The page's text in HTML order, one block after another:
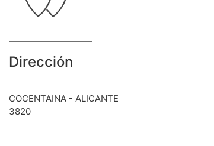
Dirección
COCENTAINA - ALICANTE
3820